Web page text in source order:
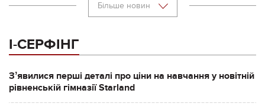
Більше новин
І-СЕРФІНГ
Зʼявилися перші деталі про ціни на навчання у новітній
рівненській гімназії Starland